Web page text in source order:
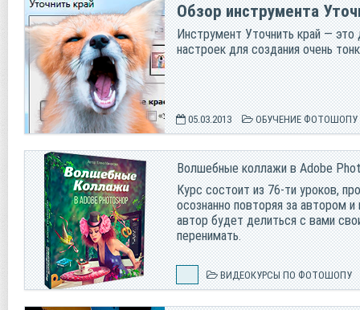
Обзор инструмента
Инструмент Уточнить край —
настроек для создания очень
05.03.2013 ОБУЧЕНИЕ ФОТОШОПУ
Волшебные коллажи в Adobe
Курс состоит из 76-ти уроков,
осознанно повторяя за автором
автор будет делиться с вами
перенимать.
ВИДЕОКУРСЫ ПО ФОТОШОПУ